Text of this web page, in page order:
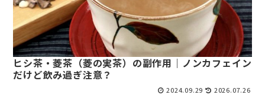
ヒシ茶・菱茶（菱の実茶）の副作用｜ノンカフェイン
だけど飲み過ぎ注意？
2024.09.29 2026.07.26